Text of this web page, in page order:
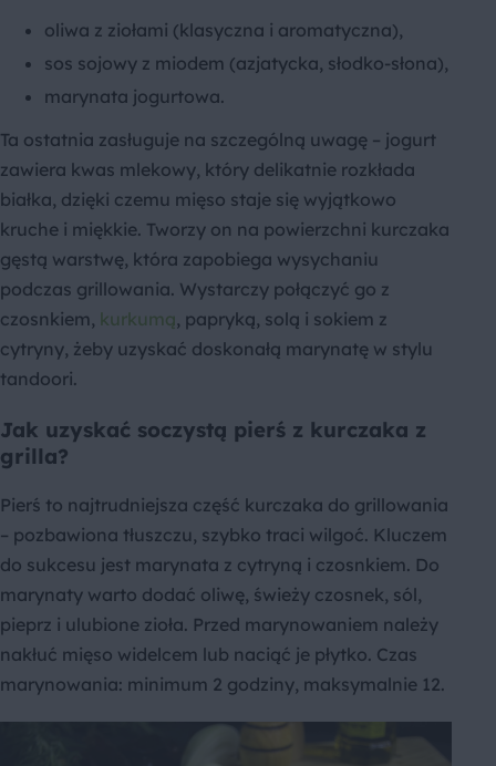
oliwa z ziołami (klasyczna i aromatyczna),
sos sojowy z miodem (azjatycka, słodko-słona),
marynata jogurtowa.
Ta ostatnia zasługuje na szczególną uwagę – jogurt
zawiera kwas mlekowy, który delikatnie rozkłada
białka, dzięki czemu mięso staje się wyjątkowo
kruche i miękkie. Tworzy on na powierzchni kurczaka
gęstą warstwę, która zapobiega wysychaniu
podczas grillowania. Wystarczy połączyć go z
czosnkiem, kurkumą, papryką, solą i sokiem z
cytryny, żeby uzyskać doskonałą marynatę w stylu
tandoori.
Jak uzyskać soczystą pierś z kurczaka z
grilla?
Pierś to najtrudniejsza część kurczaka do grillowania
– pozbawiona tłuszczu, szybko traci wilgoć. Kluczem
do sukcesu jest marynata z cytryną i czosnkiem. Do
marynaty warto dodać oliwę, świeży czosnek, sól,
pieprz i ulubione zioła. Przed marynowaniem należy
nakłuć mięso widelcem lub naciąć je płytko. Czas
marynowania: minimum 2 godziny, maksymalnie 12.